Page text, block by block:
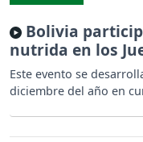
Bolivia
nutrida en los
Este evento se
diciembre del año en